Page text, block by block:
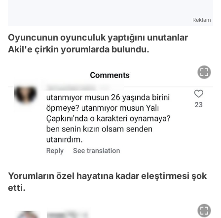
Reklam
Oyuncunun oyunculuk yaptığını unutanlar
Akil'e çirkin yorumlarda bulundu.
Yorumların özel hayatına kadar eleştirmesi şok
etti.